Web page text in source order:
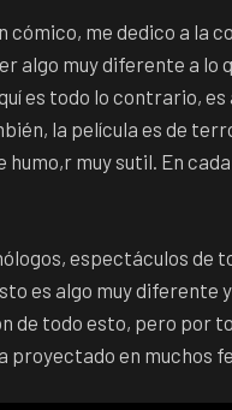
cómico, me dedico a la
algo muy diferente a lo
es todo lo contrario,
la película es de
humo,r muy sutil. En
espectáculos
es algo muy diferente
de todo esto, pero por
proyectado en muchos